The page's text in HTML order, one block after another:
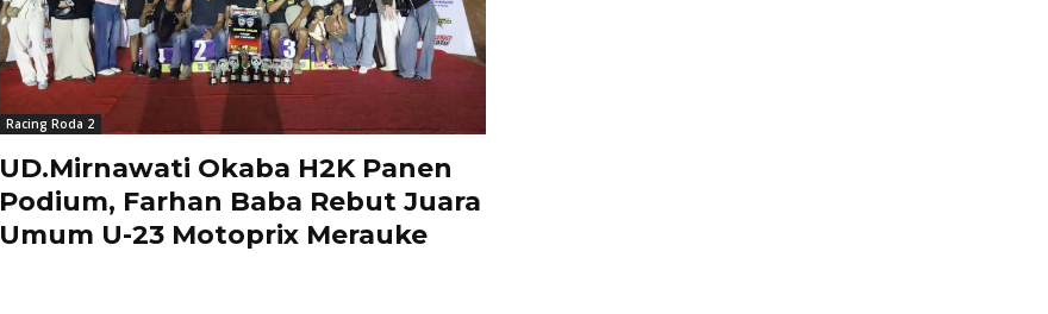
Racing Roda 2
UD.Mirnawati Okaba H2K Panen
Podium, Farhan Baba Rebut Juara
Umum U-23 Motoprix Merauke